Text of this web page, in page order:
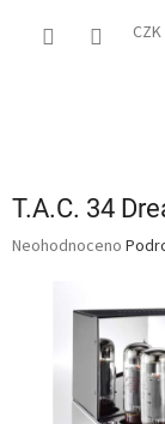
CZK
T.A.C. 34
Průměrné
hvězdiček.
Neohodnoceno